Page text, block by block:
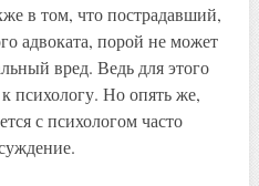
в том, что пострадавший,
адвоката, порой не может
вред. Ведь для этого
психологу. Но опять же,
с психологом часто